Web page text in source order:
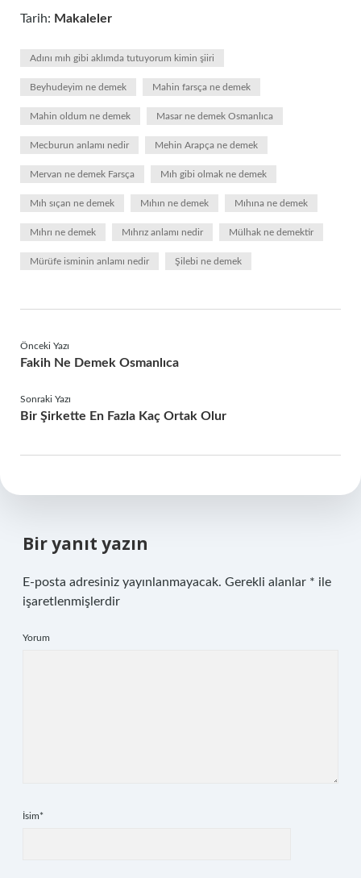
Tarih: Makaleler
Adını mıh gibi aklımda tutuyorum kimin şiiri
Beyhudeyim ne demek Mahin farsça ne demek
Mahin oldum ne demek Masar ne demek Osmanlıca
Mecburun anlamı nedir Mehin Arapça ne demek
Mervan ne demek Farsça Mıh gibi olmak ne demek
Mıh sıçan ne demek Mıhın ne demek Mıhına ne demek
Mıhrı ne demek Mıhrız anlamı nedir Mülhak ne demektir
Mürüfe isminin anlamı nedir Şilebi ne demek
Önceki Yazı
Fakih Ne Demek Osmanlıca
Sonraki Yazı
Bir Şirkette En Fazla Kaç Ortak Olur
Bir yanıt yazın
E-posta adresiniz yayınlanmayacak. Gerekli alanlar * ile
işaretlenmişlerdir
Yorum
İsim*